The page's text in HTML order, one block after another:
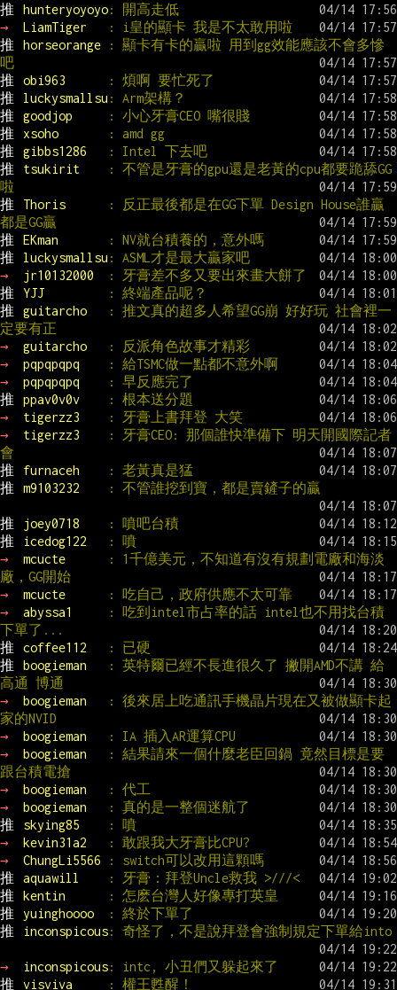
推
hunteryoyoyo: 開高走低
→
LiamTiger
: i皇的顯卡 我是不太敢用啦
推
horseorange
: 顯卡有卡的贏啦 用到gg效能應該不會多慘
吧
推
obi963
: 煩啊 要忙死了
推
luckysmallsu : Arm架構？
推
goodjop
: 小心牙膏CEO 嘴很賤
推
xsoho
: amd gg
推
gibbs1286
: Intel 下去吧
推
tsukirit
: 不管是牙膏的gpu還是老黃的cpu都要跪舔GG
啦
推
Thoris
: 反正最後都是在GG下單 Design House誰贏
都是GG贏
推
EKman
: NV就台積養的，意外嗎
推
luckysmallsu : ASML才是最大贏家吧
→
jr10132000
: 牙膏差不多又要出來畫大餅了
推
YJJ
: 終端產品呢？
推
guitarcho
: 推文真的超多人希望GG崩 好好玩 社會裡一
定要有正
→
guitarcho
: 反派角色故事才精彩
→
pqpqpqpq
: 給TSMC做一點都不意外啊
→
pqpqpqpq
: 早反應完了
推
ppav0v0v
: 根本送分題
→
tigerzz3
: 牙膏上書拜登 大笑
→
tigerzz3
: 牙膏CEO: 那個誰快準備下 明天開國際記者
會
推
furnaceh
: 老黃真是猛
推
m9103232 : 不管誰挖到寶，都是賣鏟子的贏
推 joey0718
: 噴吧台積
推
icedog122
: 噴
→
mcucte
: 1千億美元，不知道有沒有規劃電廠和海淡
廠，GG開始
→
mcucte
: 吃自己，政府供應不太可靠
→
abyssa1
: 吃到intel市占率的話 intel也不用找台積
下單了...
推
coffee112
: 已硬
推
boogieman
: 英特爾已經不長進很久了 撇開AMD不講 給
高通 博通
→
boogieman
: 後來居上吃通訊手機晶片現在又被做顯卡起
家的NVID
→
boogieman
: IA 插入AR運算CPU
→
boogieman
: 結果請來一個什麼老臣回鍋 竟然目標是要
跟台積電搶
→
boogieman
: 代工
→
boogieman
: 真的是一整個迷航了
推
skying85
: 噴
→
kevin31a2
: 敢跟我大牙膏比CPU?
→
ChungLi5566
: switch可以改用這顆嗎
推
aquawill
: 牙膏：拜登Uncle救我 >///<
推
kentin
: 怎麽台灣人好像專打英皇
推
yuinghoooo
: 終於下單了
推
inconspicous: 奇怪了，不是說拜登會強制規定下單給into
→ inconspicous: intc, 小丑們又躲起來了
推
visviva : 權王甦醒！